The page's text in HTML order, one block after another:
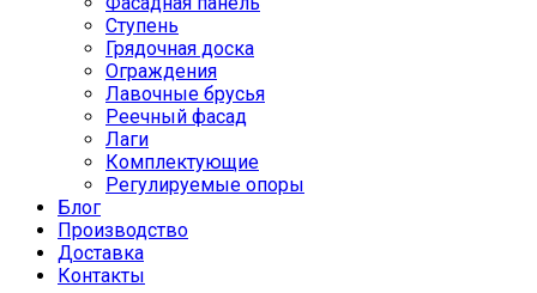
Ступень
Грядочная доска
Ограждения
Лавочные брусья
Реечный фасад
Лаги
Комплектующие
Регулируемые опоры
Блог
Производство
Доставка
Контакты